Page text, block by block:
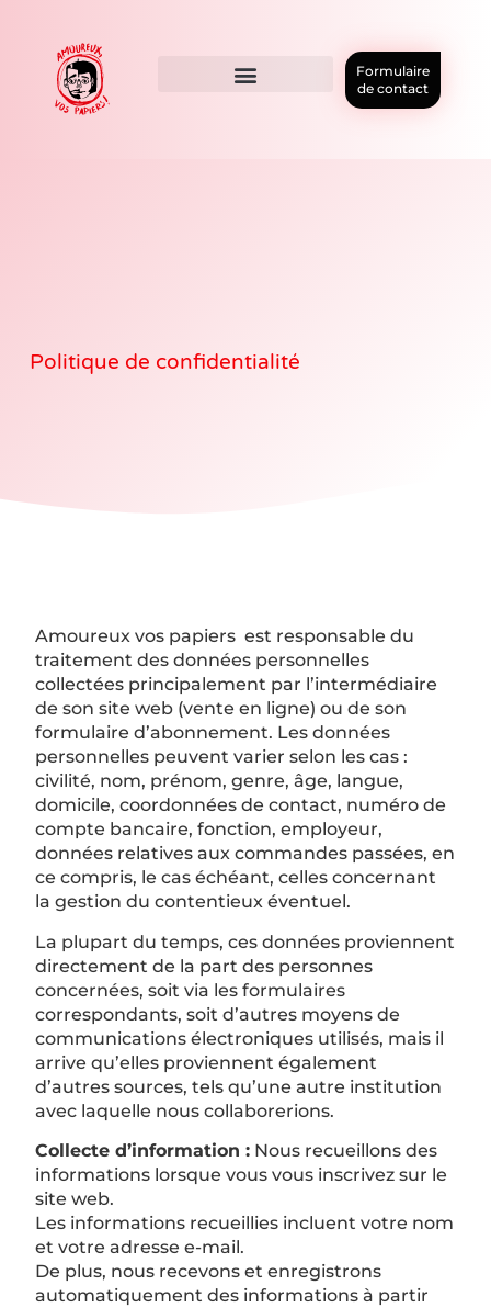
Formulaire
de contact
Politique de confidentialité
Amoureux vos papiers est responsable du
traitement des données personnelles
collectées principalement par l’intermédiaire
de son site web (vente en ligne) ou de son
formulaire d’abonnement. Les données
personnelles peuvent varier selon les cas :
civilité, nom, prénom, genre, âge, langue,
domicile, coordonnées de contact, numéro de
compte bancaire, fonction, employeur,
données relatives aux commandes passées, en
ce compris, le cas échéant, celles concernant
la gestion du contentieux éventuel.
La plupart du temps, ces données proviennent
directement de la part des personnes
concernées, soit via les formulaires
correspondants, soit d’autres moyens de
communications électroniques utilisés, mais il
arrive qu’elles proviennent également
d’autres sources, tels qu’une autre institution
avec laquelle nous collaborerions.
Collecte d’information : Nous recueillons des
informations lorsque vous vous inscrivez sur le
site web.
Les informations recueillies incluent votre nom
et votre adresse e-mail.
De plus, nous recevons et enregistrons
automatiquement des informations à partir